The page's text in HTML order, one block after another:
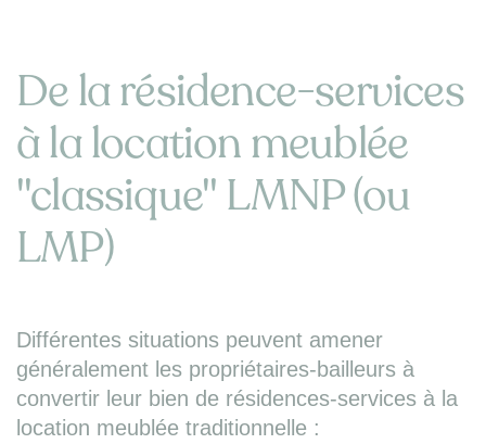
De la résidence-services
à la location meublée
"classique" LMNP (ou
LMP)
Différentes situations peuvent amener
généralement les propriétaires-bailleurs à
convertir leur bien de résidences-services à la
location meublée traditionnelle :